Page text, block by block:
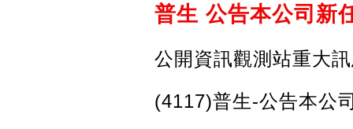
普生 公告本公司新
公開資訊觀測站重大
(4117)普生-公告本公